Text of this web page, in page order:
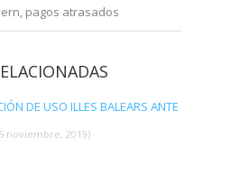
, pagos atrasados
DE USO ILLES BALEARS ANTE
noviembre, 2019)